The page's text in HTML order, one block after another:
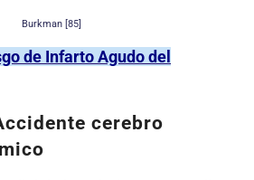
Burkman [85]
de Infarto Agudo del
cerebro